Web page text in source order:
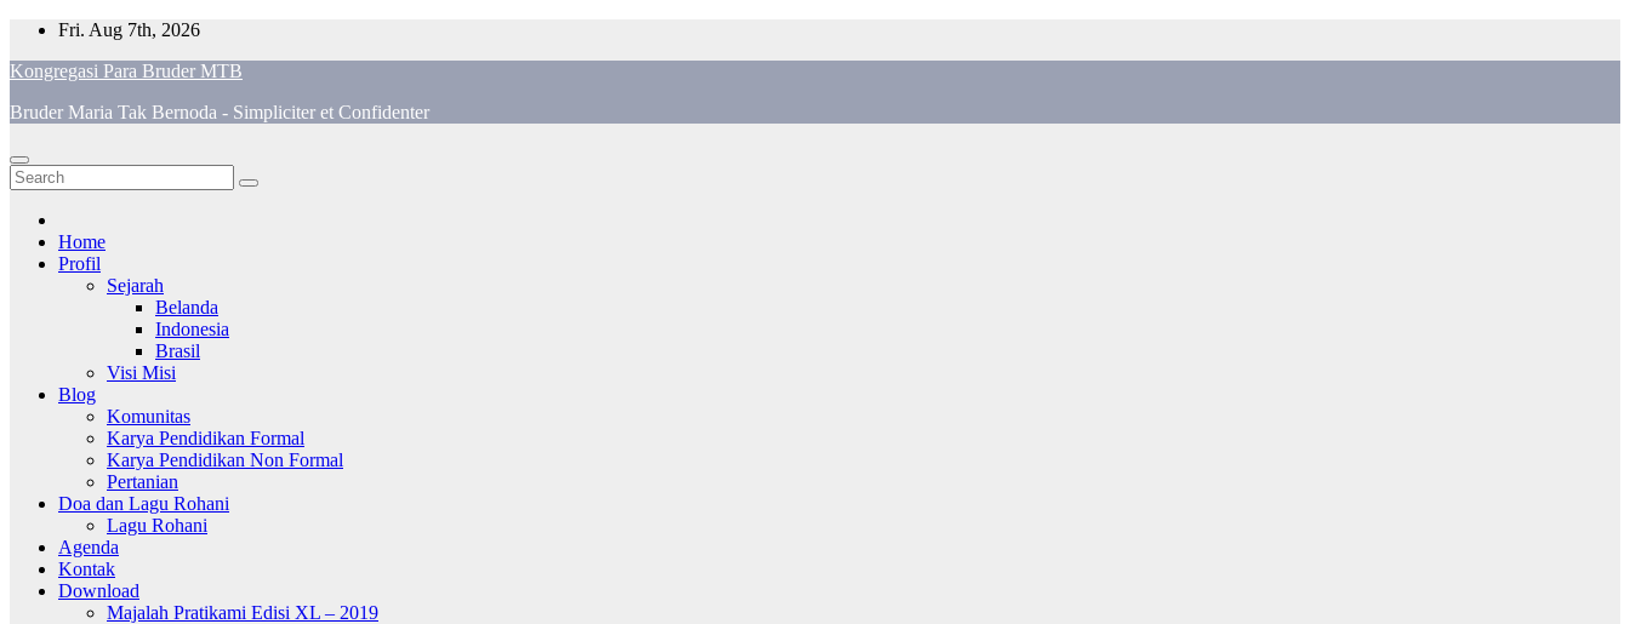
Skip
content
Fri. Aug 7th, 2026
Kongregasi Para Bruder MTB
Bruder Maria Tak Bernoda - Simpliciter et Confidenter
Home
Profil
Sejarah
Belanda
Indonesia
Brasil
Visi Misi
Blog
Komunitas
Karya Pendidikan Formal
Karya Pendidikan Non Formal
Pertanian
Doa dan Lagu Rohani
Lagu Rohani
Agenda
Kontak
Download
Majalah Pratikami Edisi XL – 2019